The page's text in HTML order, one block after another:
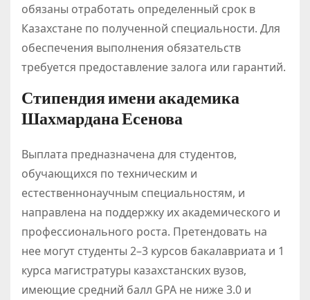
обязаны отработать определенный срок в
Казахстане по полученной специальности. Для
обеспечения выполнения обязательств
требуется предоставление залога или гарантий.
Стипендия имени академика
Шахмардана Есенова
Выплата предназначена для студентов,
обучающихся по техническим и
естественнонаучным специальностям, и
направлена на поддержку их академического и
профессионального роста. Претендовать на
нее могут студенты 2–3 курсов бакалавриата и 1
курса магистратуры казахстанских вузов,
имеющие средний балл GPA не ниже 3.0 и